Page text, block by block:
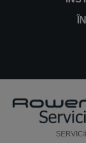
SERVICII